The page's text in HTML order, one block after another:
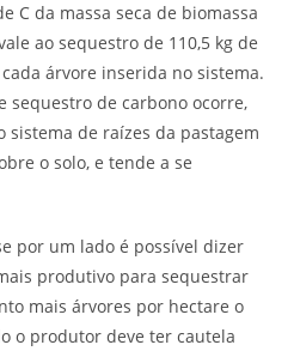
C da massa seca de biomassa
ao sequestro de 110,5 kg de
árvore inserida no sistema.
sequestro de carbono ocorre,
sistema de raízes da pastagem
o solo, e tende a se
por um lado é possível dizer
produtivo para sequestrar
mais árvores por hectare o
o produtor deve ter cautela